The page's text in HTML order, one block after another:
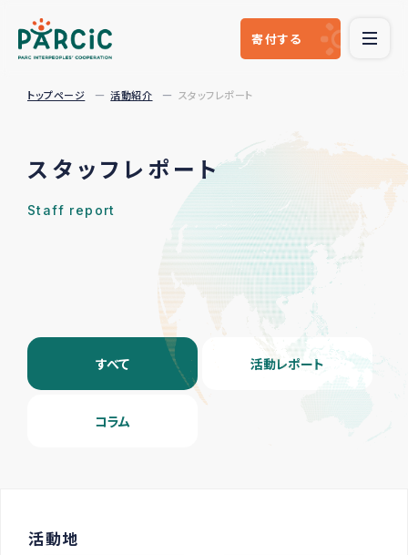
寄付する
トップページ 活動紹介 スタッフレポート
スタッフレポート
Staff report
すべて 活動レポート
コラム
活動地